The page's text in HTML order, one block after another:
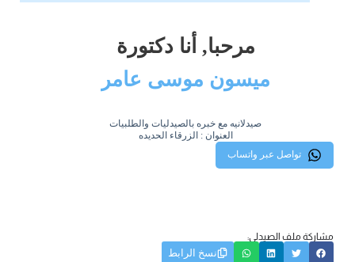
مرحبا, أنا دكتورة
ميسون موسى عامر
صيدلانيه مع خبره بالصيدليات والطلبيات
العنوان : الزرقاء الحديده
تواصل عبر واتساب
مشاركة ملف الصيدلي:
نسخ الرابط